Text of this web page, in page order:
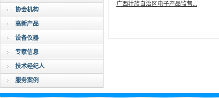
协会机构
高新产品
设备仪器
专家信息
技术经纪人
服务案例
广西壮族自治区电子产品监督...